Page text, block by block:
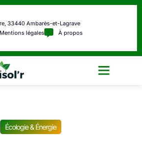
33440 Ambarès-et-Lagrave
Mentions légales
À propos
Écologie & Énergie